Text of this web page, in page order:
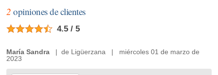
2 opiniones de clientes
4.5 / 5
María Sandra | de Ligüerzana | miércoles 01 de marzo de
2023